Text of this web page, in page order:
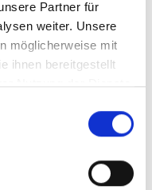
Partner für
weiter. Unsere
möglicherweise mit
ihnen bereitgestellt
Nutzung der Dienste